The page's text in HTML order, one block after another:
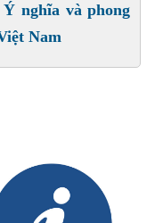
nghĩa và phong
Nam